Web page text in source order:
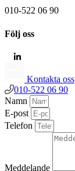
010-522 06 90
Följ oss
Kontakta oss
010-522 06 90
Namn
E-post
Telefon
Meddelande